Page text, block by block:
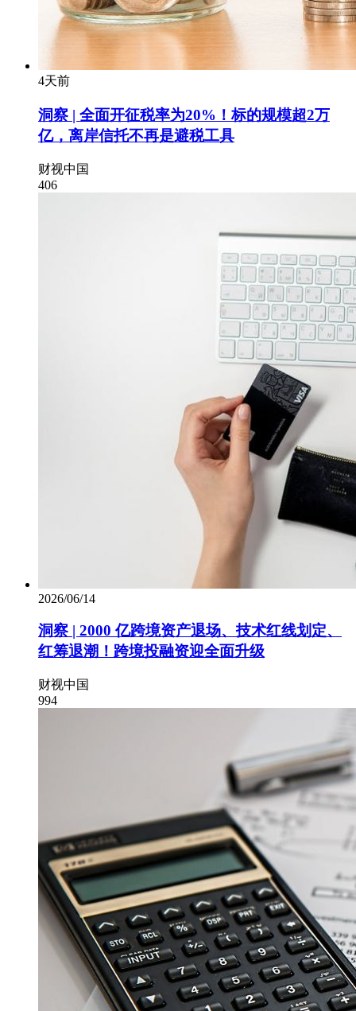
4天前
洞察 | 全面开征税率为20%！标的规模超2万
亿，离岸信托不再是避税工具
财视中国
406
2026/06/14
洞察 | 2000 亿跨境资产退场、技术红线划定、
红筹退潮！跨境投融资迎全面升级
财视中国
994